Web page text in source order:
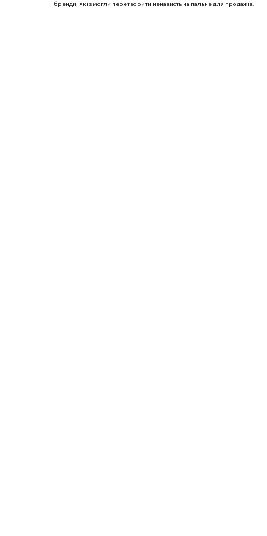
бренди, які змогли перетворити ненависть на пальне для продажів.